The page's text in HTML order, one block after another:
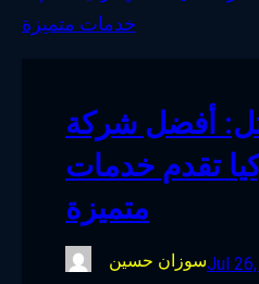
m
أفضل شركة
تقدم خدمات
متميزة
سوزان حسينJul